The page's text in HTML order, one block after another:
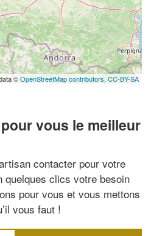
©OpenStreetMap contributors, CC-BY-SA
vous le meilleur
contacter pour votre
quelques clics votre besoin
pour vous et vous mettons
vous faut !